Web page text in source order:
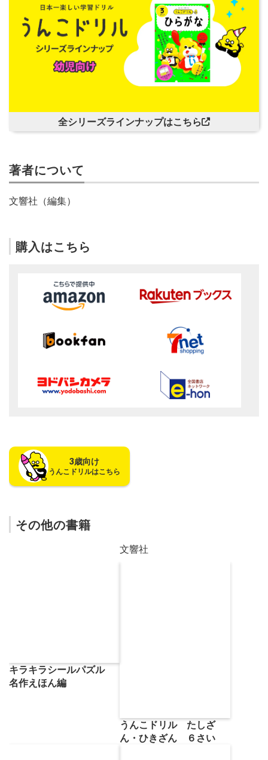
全シリーズラインナップはこちら
著者について
文響社（編集）
購入はこちら
3歳向け
うんこドリルはこちら
その他の書籍
文響社
キラキラシールパズル
名作えほん編
うんこドリル たしざ
ん・ひきざん ６さい